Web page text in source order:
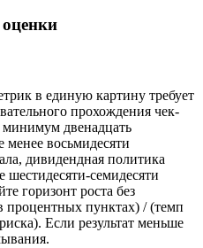
в единую картину требует
прохождения чек-
минимум двенадцать
менее восьмидесяти
дивидендная политика
шестидесяти-семидесяти
горизонт роста без
процентных пунктах) / (темп
Если результат меньше